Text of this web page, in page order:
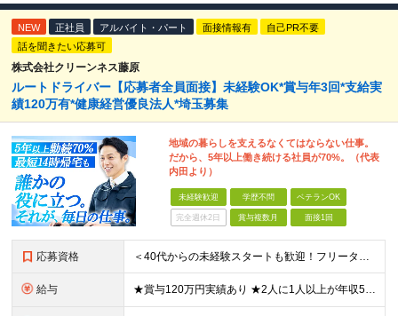
NEW 正社員 アルバイト・パート 面接情報有
自己PR不要
話を聞きたい応募可
株式会社クリーンネス藤原
ルートドライバー【応募者全員面接】未経験OK*賞与年3回*支給実
績120万有*健康経営優良法人*埼玉募集
地域の暮らしを支えるなくてはならない仕事。
だから、5年以上働き続ける社員が70%。（代表
内田より）
未経験歓迎 学歴不問 ベテランOK
完全週休2日 賞与複数月 面接1回
応募資格 ＜40代からの未経験スタートも歓迎！フリーターでもOK＞ type経由での入社者多数！ほぼ全員未経験スタートです◎ ★自己PR＆志望理由必要ナシ ★応募者全員面接 ★未経験OK ★社会人経験初めても
給与 ★賞与120万円実績あり ★2人に1人以上が年収500万円以上 （今後年収500万円以上の層はさらに増える予定。年収500万円以下は多くが直近入社者） ★賞与支給実績120万円あり ★免許取得にかかる